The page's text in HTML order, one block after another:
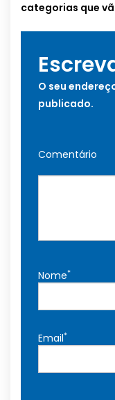
categorias que
O seu
publicado.
Comentário
Nome*
Email*